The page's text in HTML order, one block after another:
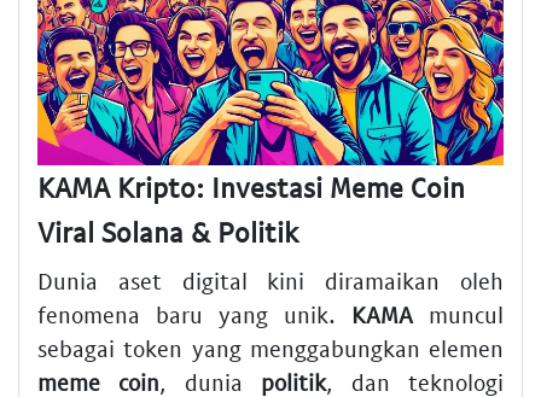
KAMA Kripto: Investasi Meme Coin
Viral Solana & Politik
Dunia aset digital kini diramaikan oleh
fenomena baru yang unik. KAMA muncul
sebagai token yang menggabungkan elemen
meme coin, dunia politik, dan teknologi